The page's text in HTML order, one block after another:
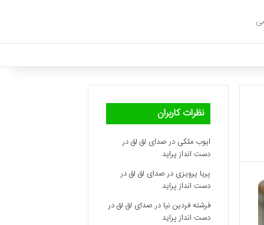
نظرات کاربران
ایوب ملکی درصدای لق لق در
دست انداز پراید
پریا پرویزی درصدای لق لق در
دست انداز پراید
فرشته فردین نیا درصدای لق لق در
دست انداز پراید